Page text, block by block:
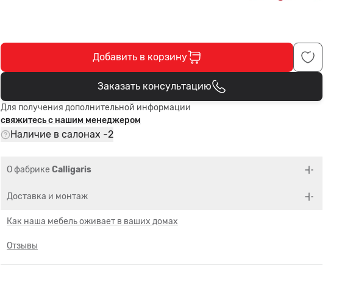
Добавить в корзину
В корзине
Заказать консультацию
Для получения дополнительной информации
свяжитесь с нашим менеджером
Наличие в салонах -2
О фабрике Calligaris
Доставка и монтаж
Как наша мебель оживает в ваших домах
Отзывы